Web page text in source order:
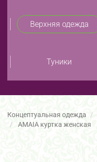
Верхняя одежда
Туники
Концептуальная одежда
AMAIA куртка женская